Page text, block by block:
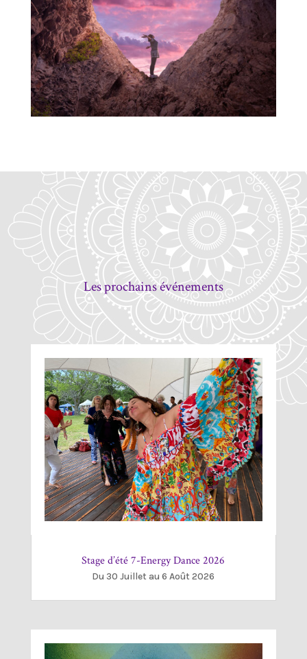
Les prochains événements
Stage d’été 7-Energy Dance 2026
Du 30 Juillet au 6 Août 2026